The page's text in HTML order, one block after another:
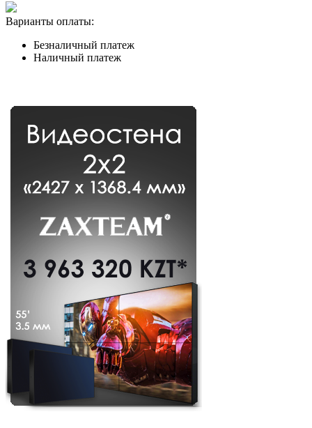
Варианты оплаты:
Безналичный платеж
Наличный платеж